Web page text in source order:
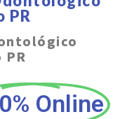
PR
Online